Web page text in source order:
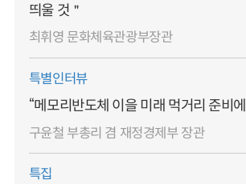
띄울 것＂
최휘영 문화체육관광부장관
특별인터뷰
“메모리반도체 이을 미래 먹거리 준비
구윤철 부총리 겸 재정경제부 장관
특집